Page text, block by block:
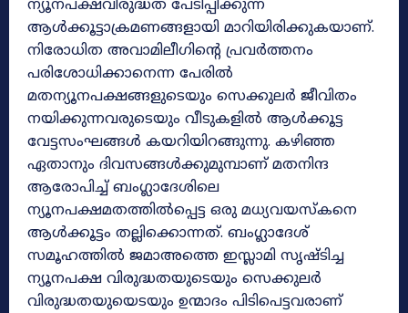
ന്യൂനപക്ഷവിരുദ്ധത പേടിപ്പിക്കുന്ന
ആൾക്കൂട്ടാക്രമണങ്ങളായി മാറിയിരിക്കുകയാണ്.
നിരോധിത അവാമിലീഗിന്റെ പ്രവർത്തനം
പരിശോധിക്കാനെന്ന പേരിൽ
മതന്യൂനപക്ഷങ്ങളുടെയും സെക്കുലർ ജീവിതം
നയിക്കുന്നവരുടെയും വീടുകളിൽ ആൾക്കൂട്ട
വേട്ടസംഘങ്ങൾ കയറിയിറങ്ങുന്നു. കഴിഞ്ഞ
ഏതാനും ദിവസങ്ങൾക്കുമുമ്പാണ് മതനിന്ദ
ആരോപിച്ച് ബംഗ്ലാദേശിലെ
ന്യൂനപക്ഷമതത്തിൽപ്പെട്ട ഒരു മധ്യവയസ്‌കനെ
ആൾക്കൂട്ടം തല്ലിക്കൊന്നത്. ബംഗ്ലാദേശ്
സമൂഹത്തിൽ ജമാഅത്തെ ഇസ്ലാമി സൃഷ്ടിച്ച
ന്യൂനപക്ഷ വിരുദ്ധതയുടെയും സെക്കുലർ
വിരുദ്ധതയുയെടയും ഉന്മാദം പിടിപെട്ടവരാണ്